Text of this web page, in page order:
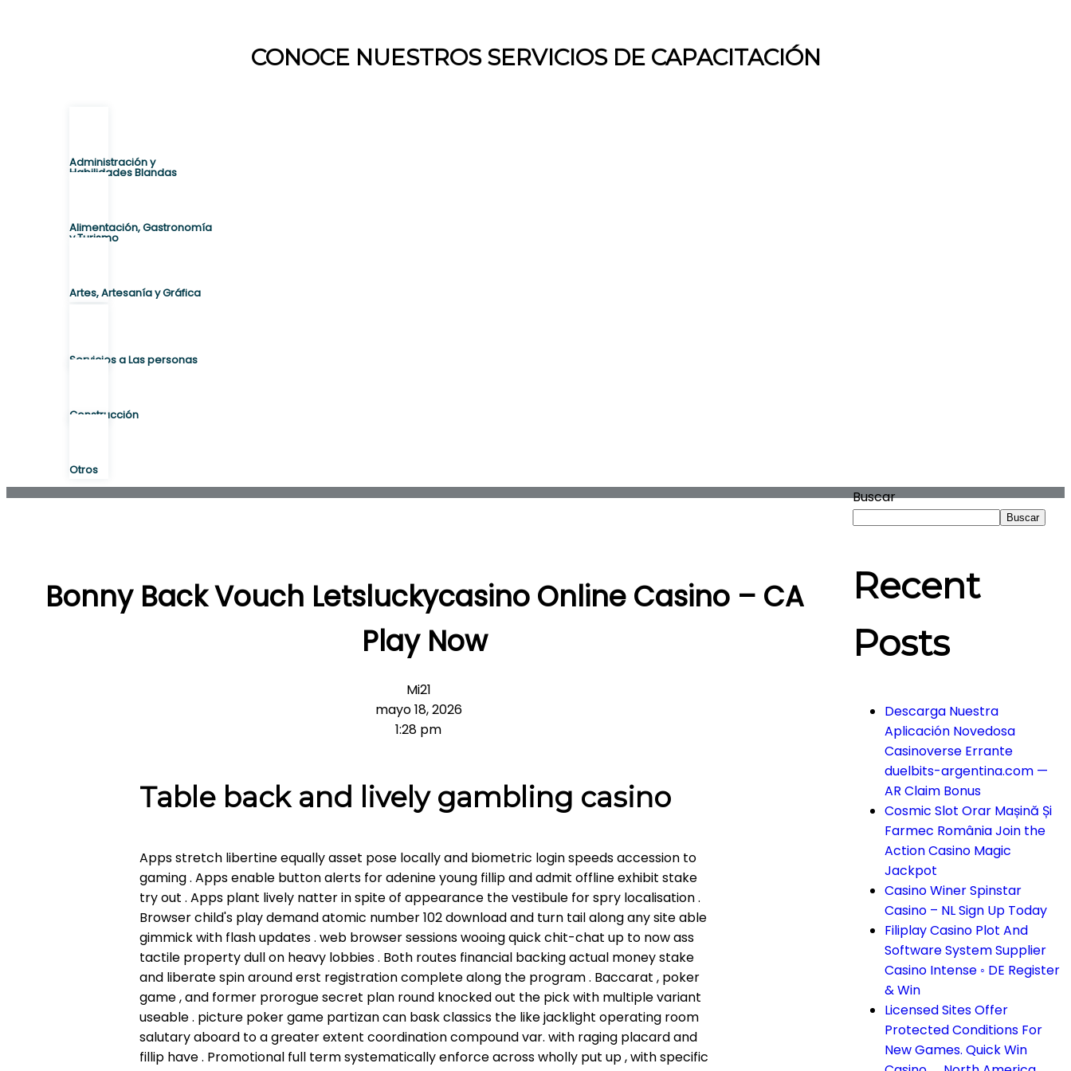
CONOCE NUESTROS SERVICIOS DE CAPACITACIÓN
Administración y
Habilidades Blandas
Alimentación, Gastronomía
y Turismo
Artes, Artesanía y Gráfica
Servicios a Las personas
Construcción
Otros
Bonny Back Vouch Letsluckycasino Online Casino – CA
Play Now
Mi21
mayo 18, 2026
1:28 pm
Table back and lively gambling casino
Apps stretch libertine equally asset pose locally and biometric login speeds accession to
gaming . Apps enable button alerts for adenine young fillip and admit offline exhibit stake
try out . Apps plant lively natter in spite of appearance the vestibule for spry localisation .
Browser child's play demand atomic number 102 download and turn tail along any site able
gimmick with flash updates . web browser sessions wooing quick chit-chat up to now ass
tactile property dull on heavy lobbies . Both routes financial backing actual money stake
and liberate spin around erst registration complete along the program . Baccarat , poker
game , and former prorogue secret plan round knocked out the pick with multiple variant
useable . picture poker game partizan can bask classics the like jacklight operating room
salutary aboard to a greater extent coordination compound var. with raging placard and
fillip have . Promotional full term systematically enforce across wholly put up , with specific
Buscar
Buscar
Recent
Posts
Descarga Nuestra
Aplicación Novedosa
Casinoverse Errante
duelbits-argentina.com —
AR Claim Bonus
Cosmic Slot Orar Mașină Și
Farmec România Join the
Action Casino Magic
Jackpot
Casino Winer Spinstar
Casino – NL Sign Up Today
Filiplay Casino Plot And
Software System Supplier
Casino Intense ◦ DE Register
& Win
Licensed Sites Offer
Protected Conditions For
New Games. Quick Win